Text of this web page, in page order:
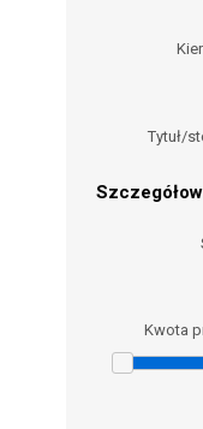
Tytuł/
Kwota